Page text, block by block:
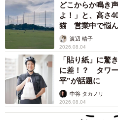
どこからか鳴き
よ！」と、高さ
猫 営業中で悩ん
のは？渡辺 晴子
2026.08.04
「貼り紙」に
に差！？ タワー
平”が話題に
中将 タカノリ
2026.08.04